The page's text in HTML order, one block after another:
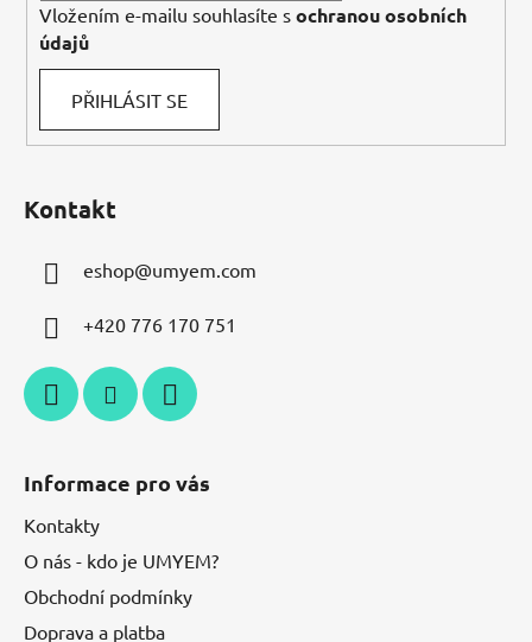
Vložením e-mailu souhlasíte s ochranou osobních
údajů
PŘIHLÁSIT SE
Kontakt
eshop@umyem.com
+420 776 170 751
Informace pro vás
Kontakty
O nás - kdo je UMYEM?
Obchodní podmínky
Doprava a platba